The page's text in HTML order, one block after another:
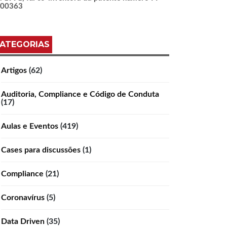
Artigos (62)
Auditoria, Compliance e Código de Conduta
(17)
Aulas e Eventos (419)
Cases para discussões (1)
Compliance (21)
Coronavírus (5)
Data Driven (35)